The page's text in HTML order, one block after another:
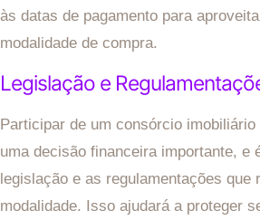
às datas de pagamento para
modalidade de compra.
Legislação e
Participar de um consórcio
uma decisão financeira importante, e
legislação e as regulamentações que
modalidade. Isso ajudará a proteger